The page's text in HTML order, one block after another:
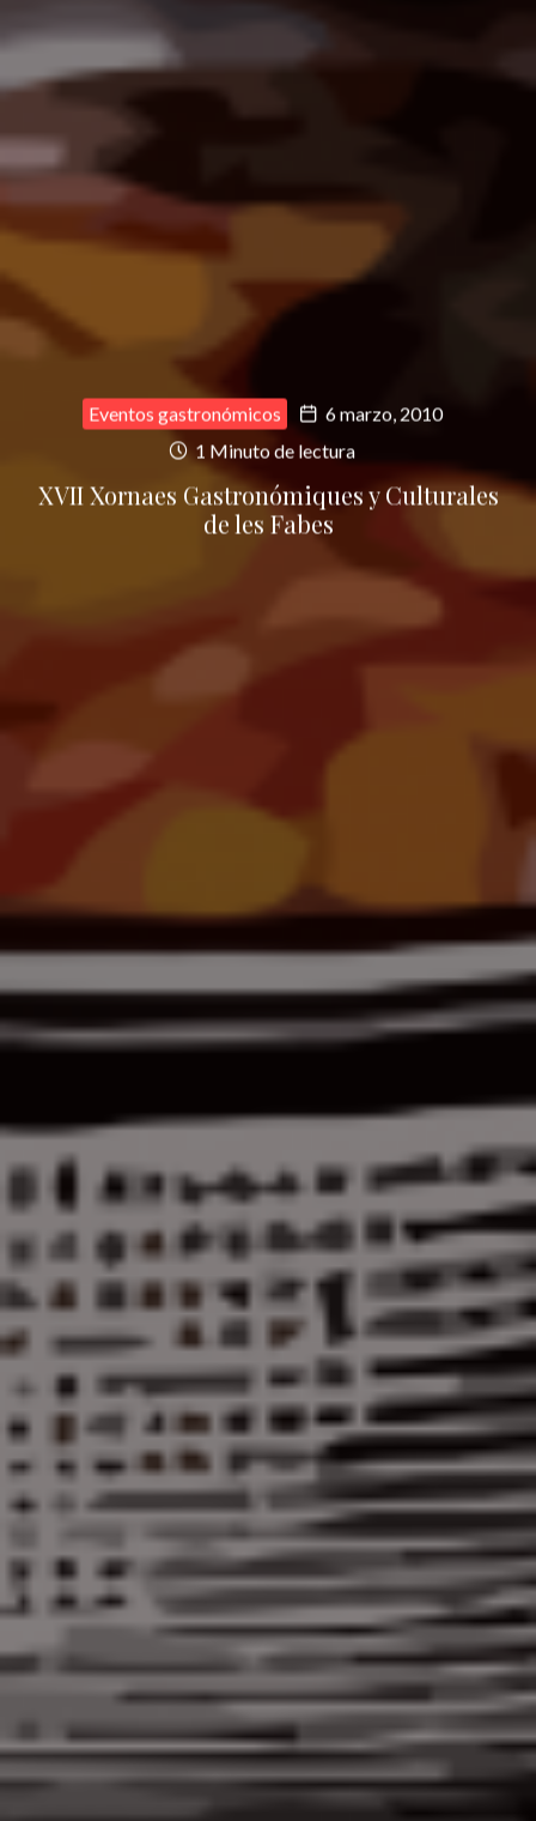
Eventos gastronómicos
6 marzo, 2010
1 Minuto de lectura
XVII Xornaes Gastronómiques y Culturales
de les Fabes